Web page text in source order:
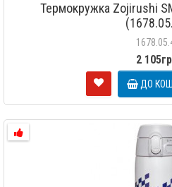
Термокружка Zojirushi
2
ДО